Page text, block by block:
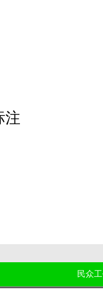
注
民众